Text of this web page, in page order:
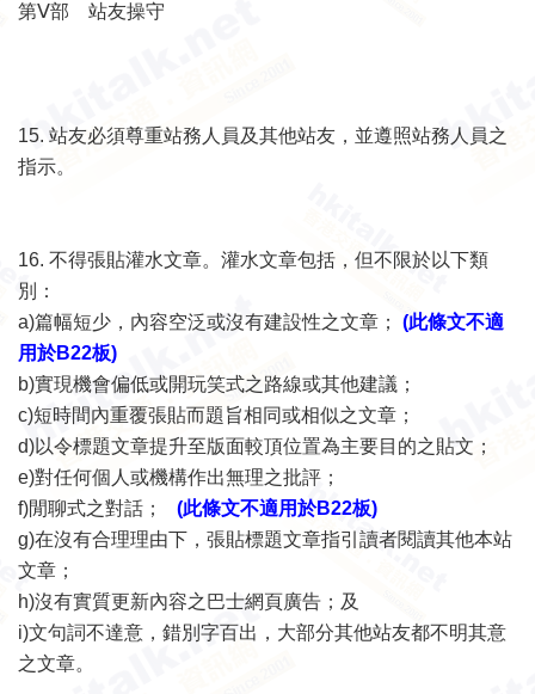
第Ⅴ部 站友操守
15. 站友必須尊重站務人員及其他站友，並遵照站務人員之
指示。
16. 不得張貼灌水文章。灌水文章包括，但不限於以下類
別：
a)篇幅短少，內容空泛或沒有建設性之文章；
(此條文不適
用於B22板)
b)實現機會偏低或開玩笑式之路線或其他建議；
c)短時間內重覆張貼而題旨相同或相似之文章；
d)以令標題文章提升至版面較頂位置為主要目的之貼文；
e)對任何個人或機構作出無理之批評；
f)閒聊式之對話；
(此條文不適用於B22板)
g)在沒有合理理由下，張貼標題文章指引讀者閱讀其他本站
文章；
h)沒有實質更新內容之巴士網頁廣告；及
i)文句詞不達意，錯別字百出，大部分其他站友都不明其意
之文章。